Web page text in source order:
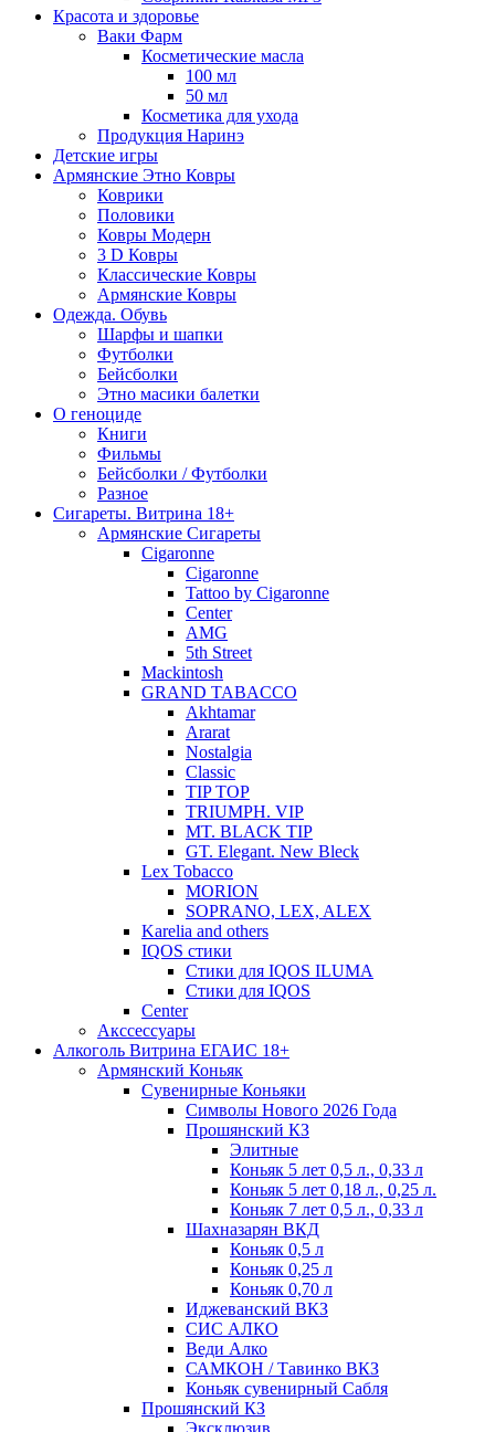
Красота и здоровье
Ваки Фарм
Косметические масла
100 мл
50 мл
Косметика для ухода
Продукция Наринэ
Детские игры
Армянские Этно Ковры
Коврики
Половики
Ковры Модерн
3 D Ковры
Классические Ковры
Армянские Ковры
Одежда. Обувь
Шарфы и шапки
Футболки
Бейсболки
Этно масики балетки
О геноциде
Книги
Фильмы
Бейсболки / Футболки
Разное
Сигареты. Витрина 18+
Армянские Сигареты
Cigaronne
Cigaronne
Tattoo by Cigaronne
Center
AMG
5th Street
Mackintosh
GRAND TABACCO
Akhtamar
Ararat
Nostalgia
Classic
TIP TOP
TRIUMPH. VIP
MT. BLACK TIP
GT. Elegant. New Bleck
Lex Tobacco
MORION
SOPRANO, LEX, ALEX
Karelia and others
IQOS стики
Стики для IQOS ILUMA
Стики для IQOS
Сenter
Акссессуары
Алкоголь Витрина ЕГАИС 18+
Армянский Коньяк
Сувенирные Коньяки
Символы Нового 2026 Года
Прошянский КЗ
Элитные
Коньяк 5 лет 0,5 л., 0,33 л
Коньяк 5 лет 0,18 л., 0,25 л.
Коньяк 7 лет 0,5 л., 0,33 л
Шахназарян ВКД
Коньяк 0,5 л
Коньяк 0,25 л
Коньяк 0,70 л
Иджеванский ВКЗ
СИС АЛКО
Веди Алко
САМКОН / Тавинко ВКЗ
Коньяк сувенирный Сабля
Прошянский КЗ
Эксклюзив